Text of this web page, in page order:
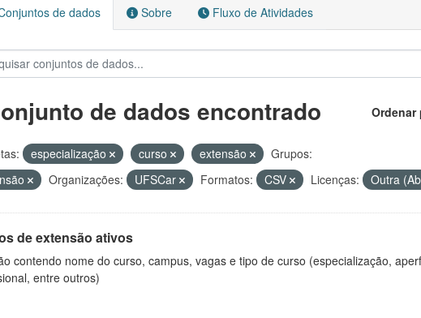
de dados Sobre Fluxo de Atividades
Ordenar
de dados encontrado
especialização curso extensão
Grupos:
Organizações: UFSCar Formatos: CSV Licenças: Outra
de extensão ativos
contendo nome do curso, campus, vagas e tipo de curso (especialização,
entre outros)